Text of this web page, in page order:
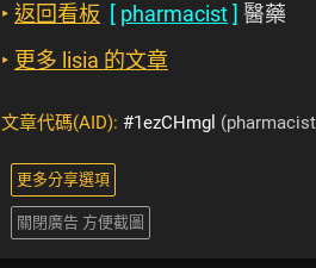
‣ 返回看板 [ pharmacist] 醫藥
‣ 更多 lisia 的文章
文章代碼(AID): #1ezCHmgl
更多分享選項
關閉廣告 方便截圖